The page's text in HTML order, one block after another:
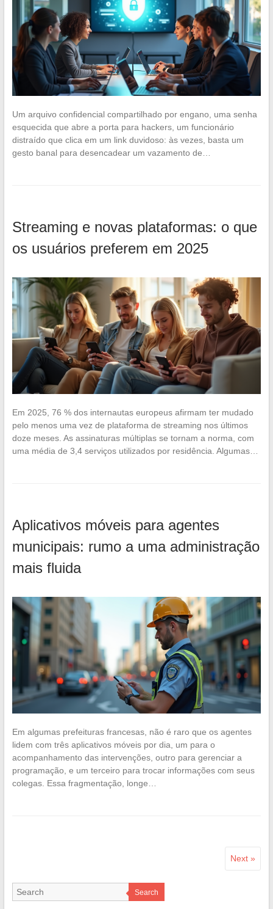
Um arquivo confidencial compartilhado por engano, uma senha
esquecida que abre a porta para hackers, um funcionário
distraído que clica em um link duvidoso: às vezes, basta um
gesto banal para desencadear um vazamento de…
Streaming e novas plataformas: o que
os usuários preferem em 2025
Em 2025, 76 % dos internautas europeus afirmam ter mudado
pelo menos uma vez de plataforma de streaming nos últimos
doze meses. As assinaturas múltiplas se tornam a norma, com
uma média de 3,4 serviços utilizados por residência. Algumas…
Aplicativos móveis para agentes
municipais: rumo a uma administração
mais fluida
Em algumas prefeituras francesas, não é raro que os agentes
lidem com três aplicativos móveis por dia, um para o
acompanhamento das intervenções, outro para gerenciar a
programação, e um terceiro para trocar informações com seus
colegas. Essa fragmentação, longe…
Next »
Search